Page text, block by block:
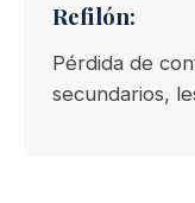
Refilón:
Pérdida de
secundarios,